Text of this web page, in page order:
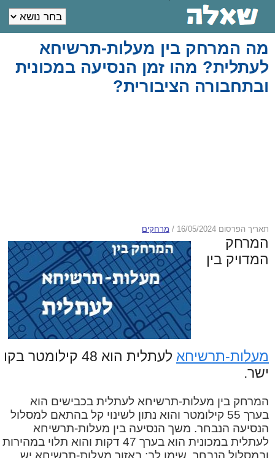
מה המרחק בין מעלות-תרשיחא
לעתלית? מהו זמן הנסיעה במכונית
ובתחבורה הציבורית?
תאריך הפרסום 16/05/2024 / מרחקים
המרחק
המדויק בין
מעלות-תרשיחא
לעתלית הוא 48 קילומטר בקו
ישר.
המרחק בין מעלות-תרשיחא לעתלית בכבישים הוא
בערך 55 קילומטר והוא נתון לשינוי קל בהתאם למסלול
הנסיעה הנבחר. משך הנסיעה בין מעלות-תרשיחא
לעתלית במכונית הוא בערך 47 דקות והוא תלוי במהירות
ובמסלול הנבחר. שימו לב: באזור מעלות-תרשיחא יש